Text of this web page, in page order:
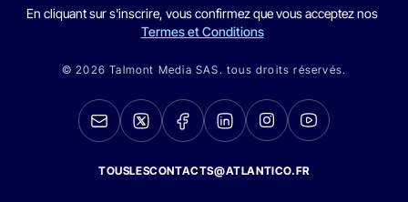
En cliquant sur s'inscrire, vous confirmez que vous acceptez nos
Termes et Conditions
© 2026 Talmont Media SAS. tous droits réservés.
TOUSLESCONTACTS@ATLANTICO.FR